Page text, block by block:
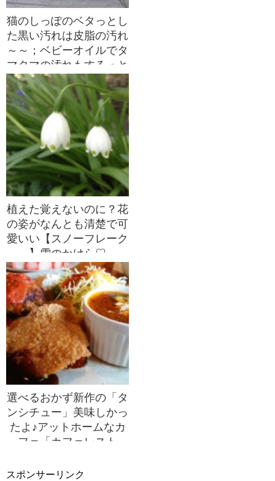
猫のしっぽのベタっとし
た黒い汚れは皮脂の汚れ
～～；ベビーオイルでタ
マタマの汚れもするっと
落ちました(~~)/
植えた覚えないのに？花
の姿がなんとも清楚で可
愛いい【スノーフレーク
】雪のかけら♡
選べるおかず新作の「タ
ンシチュー」美味しかっ
たよ♪アットホームなカ
フェ「カフェレスト
日ランチ♡
スポンサーリンク